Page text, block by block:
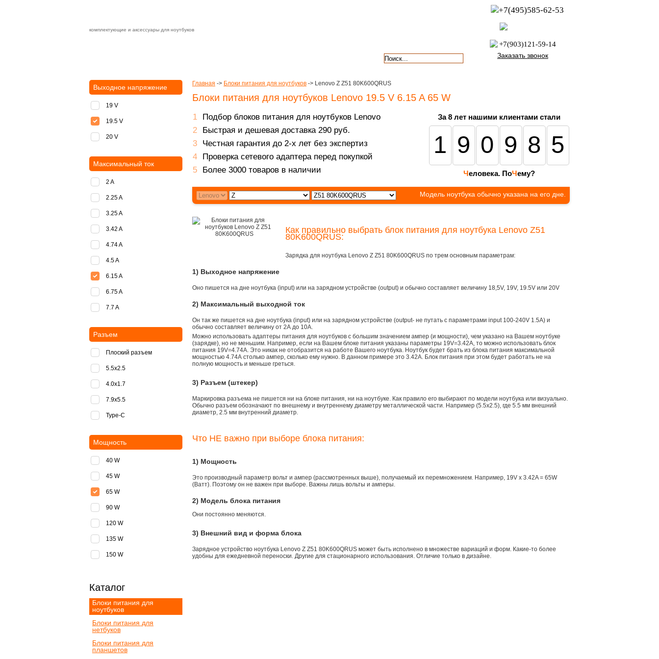
комплектующие и аксессуары для ноутбуков
+7(495)585-62-53
+7(903)121-59-14
Заказать звонок
Главная -> Блоки питания для ноутбуков -> Lenovo Z Z51 80K600QRUS
Блоки питания для ноутбуков Lenovo 19.5 V 6.15 A 65 W
Подбор блоков питания для ноутбуков Lenovo
Быстрая и дешевая доставка 290 руб.
Честная гарантия до 2-х лет без экспертиз
Проверка сетевого адаптера перед покупкой
Более 3000 товаров в наличии
За 8 лет нашими клиентами стали
190985
Человека. ПоЧему?
Модель ноутбука обычно указана на его дне.
Как правильно выбрать блок питания для ноутбука Lenovo Z51
80K600QRUS:
Зарядка для ноутбука Lenovo Z Z51 80K600QRUS по трем основным параметрам:
1) Выходное напряжение
Оно пишется на дне ноутбука (input) или на зарядном устройстве (output) и обычно составляет величину 18,5V, 19V, 19.5V или 20V
2) Максимальный выходной ток
Он так же пишется на дне ноутбука (input) или на зарядном устройстве (output- не путать с параметрами input 100-240V 1.5A) и
обычно составляет величину от 2А до 10A.
Можно использовать адаптеры питания для ноутбуков с большим значением ампер (и мощности), чем указано на Вашем ноутбуке
(зарядке), но не меньшим. Например, если на Вашем блоке питания указаны параметры 19V=3.42A, то можно использовать блок
питания 19V=4.74A. Это никак не отобразится на работе Вашего ноутбука. Ноутбук будет брать из блока питания максимальной
мощностью 4.74А столько ампер, сколько ему нужно. В данном примере это 3.42А. Блок питания при этом будет работать не на
полную мощность и меньше греться.
3) Разъем (штекер)
Маркировка разъема не пишется ни на блоке питания, ни на ноутбуке. Как правило его выбирают по модели ноутбука или визуально.
Обычно разъем обозначают по внешнему и внутреннему диаметру металлической части. Например (5.5x2.5), где 5.5 мм внешний
диаметр, 2.5 мм внутренний диаметр.
Что НЕ важно при выборе блока питания:
1) Мощность
Это производный параметр вольт и ампер (рассмотренных выше), получаемый их перемножением. Например, 19V x 3.42A = 65W
(Ватт). Поэтому он не важен при выборе. Важны лишь вольты и амперы.
2) Модель блока питания
Они постоянно меняются.
3) Внешний вид и форма блока
Зарядное устройство ноутбука Lenovo Z Z51 80K600QRUS может быть исполнено в множестве вариаций и форм. Какие-то более
удобны для ежедневной переноски. Другие для стационарного использования. Отличие только в дизайне.
Выходное напряжение
19 V
19.5 V
20 V
Максимальный ток
2 A
2.25 A
3.25 A
3.42 A
4.74 A
4.5 A
6.15 A
6.75 A
7.7 A
Разъем
Плоский разъем
5.5x2.5
4.0x1.7
7.9x5.5
Type-C
Мощность
40 W
45 W
65 W
90 W
120 W
135 W
150 W
Каталог
Блоки питания для
ноутбуков
Блоки питания для
нетбуков
Блоки питания для
планшетов